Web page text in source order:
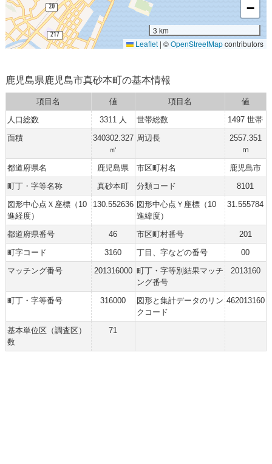
−
3 km
Leaflet | ©OpenStreetMapcontributors
鹿児島県鹿児島市真砂本町の基本情報
項目名 値 項目名
値
人口総数
3311 人 世帯総数
1497 世帯
面積
340302.327
㎡
周辺長
2557.351
ｍ
都道府県名
鹿児島県 市区町村名
鹿児島市
町丁・字等名称
真砂本町 分類コード
8101
図形中心点Ｘ座標（10
進経度）
130.552636 図形中心点Ｙ座標（10
進緯度）
31.555784
都道府県番号 46 市区町村番号
201
町字コード
3160 丁目、字などの番号
00
マッチング番号
201316000 町丁・字等別結果マッチ
ング番号
2013160
町丁・字等番号 316000
図形と集計データのリン
クコード
462013160
基本単位区（調査区）
数
71